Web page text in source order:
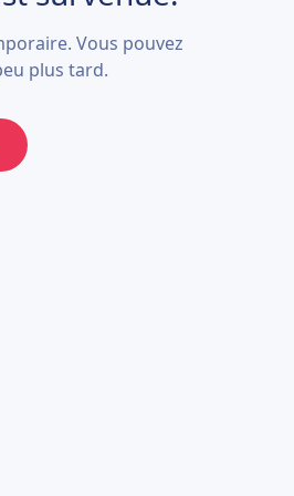
Vous pouvez
plus tard.